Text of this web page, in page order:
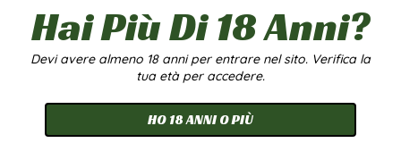
Hai Più Di 18 Anni?
Devi avere almeno 18 anni per entrare nel sito. Verifica la
tua età per accedere.
HO 18 ANNI O PIÙ